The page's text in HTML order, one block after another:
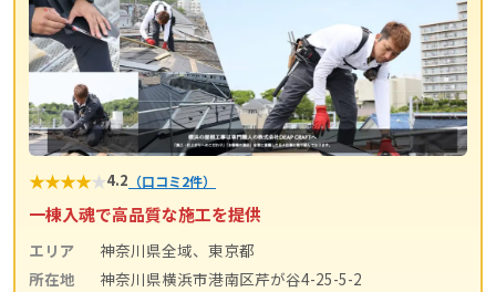
★★★★★4.2 （口コミ2件）
一棟入魂で高品質な施工を提供
エリア
神奈川県全域、東京都
所在地
神奈川県横浜市港南区芹が谷4-25-5-2